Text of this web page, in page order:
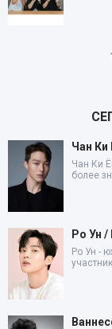
Чан Ки
Чан Ки
более
Ро Ун /
Ро Ун -